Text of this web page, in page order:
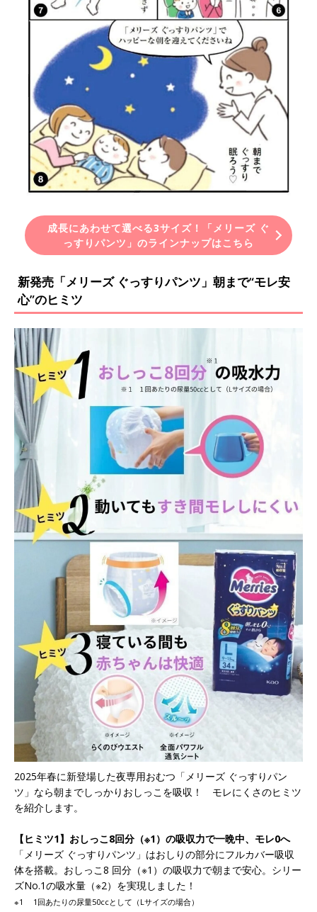
成長にあわせて選べる3サイズ！「メリーズ ぐ
っすりパンツ」のラインナップはこちら
新発売「メリーズ ぐっすりパンツ」朝まで“モレ安
心”のヒミツ
2025年春に新登場した夜専用おむつ「メリーズ ぐっすりパン
ツ」なら朝までしっかりおしっこを吸収！ モレにくさのヒミツ
を紹介します。
【ヒミツ1】おしっこ8回分（※1）の吸収力で一晩中、モレ0へ
「メリーズ ぐっすりパンツ」はおしりの部分にフルカバー吸収
体を搭載。おしっこ8 回分（※1）の吸収力で朝まで安心。シリー
ズNo.1の吸水量（※2）を実現しました！
※1 1回あたりの尿量50ccとして（Lサイズの場合）